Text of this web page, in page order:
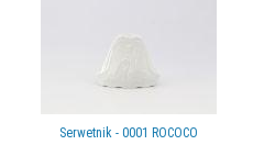
Serwetnik - 0001 ROCOCO